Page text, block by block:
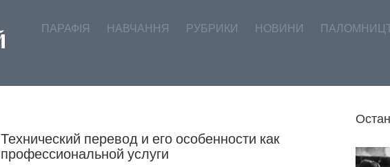
ПАРАФІЯ НАВЧАННЯ РУБРИКИ НОВИНИ
Технический перевод и его особенности как
профессиональной услуги